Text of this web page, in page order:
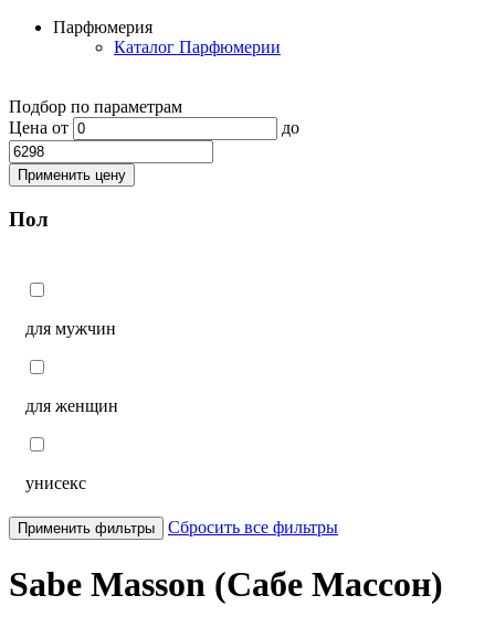
Парфюмерия
Каталог Парфюмерии
Подбор по параметрам
Цена от до
Применить цену
Пол
для мужчин
для женщин
унисекс
Применить фильтры Сбросить все фильтры
Sabe Masson (Сабе Массон)